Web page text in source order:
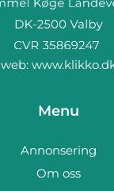
web:
Menu
Annonsering
Om oss